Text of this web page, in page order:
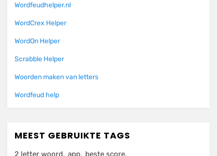
Wordfeudhelper.nl
WordCrex Helper
WordOn Helper
Scrabble Helper
Woorden maken van letters
Wordfeud help
MEEST GEBRUIKTE TAGS
2 letter woord app beste score